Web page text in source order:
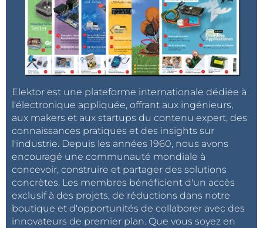
Elektor est une plateforme internationale dédiée à
l'électronique appliquée, offrant aux ingénieurs,
aux makers et aux startups du contenu expert, des
connaissances pratiques et des insights sur
l'industrie. Depuis les années 1960, nous avons
encouragé une communauté mondiale à
concevoir, construire et partager des solutions
concrètes. Les membres bénéficient d'un accès
exclusif à des projets, de réductions dans notre
boutique et d'opportunités de collaborer avec des
innovateurs de premier plan. Que vous soyez en